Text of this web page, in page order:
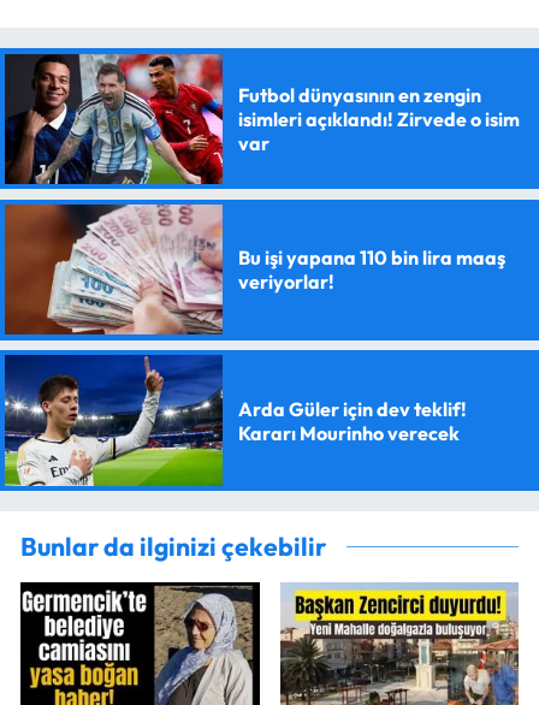
Futbol dünyasının en zengin
isimleri açıklandı! Zirvede o isim
var
Bu işi yapana 110 bin lira maaş
veriyorlar!
Arda Güler için dev teklif!
Kararı Mourinho verecek
Bunlar da ilginizi çekebilir